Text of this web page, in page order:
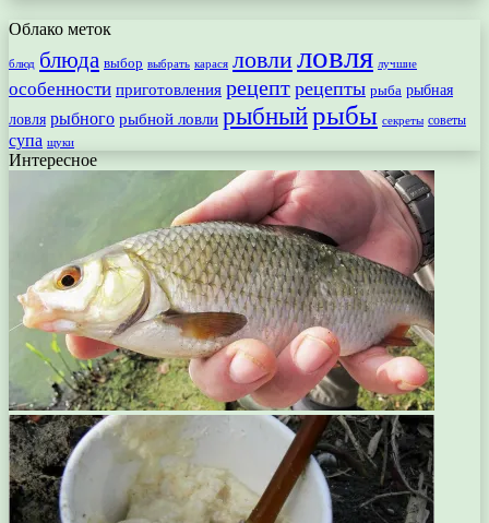
Облако меток
блюд блюда выбор выбрать карася ловлиловля лучшие
особенности приготовления рецепт рецепты рыба рыбная
ловля рыбного рыбной ловли рыбныйрыбы секреты советы
супа щуки
Интересное